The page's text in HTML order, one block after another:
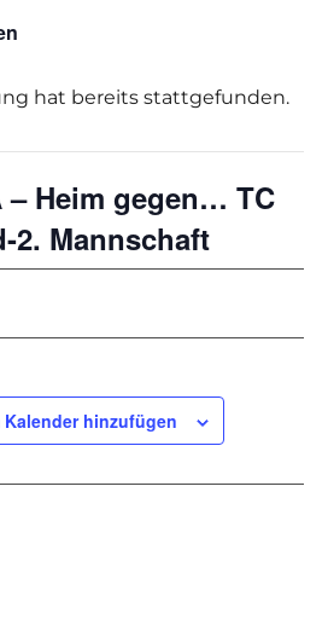
hat bereits stattgefunden.
– Heim gegen… TC
2. Mannschaft
Kalender hinzufügen